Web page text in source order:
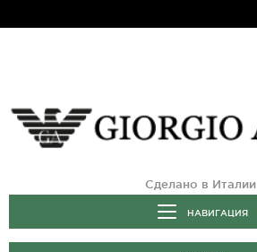
Сделано в Италии
НАВИГАЦИЯ